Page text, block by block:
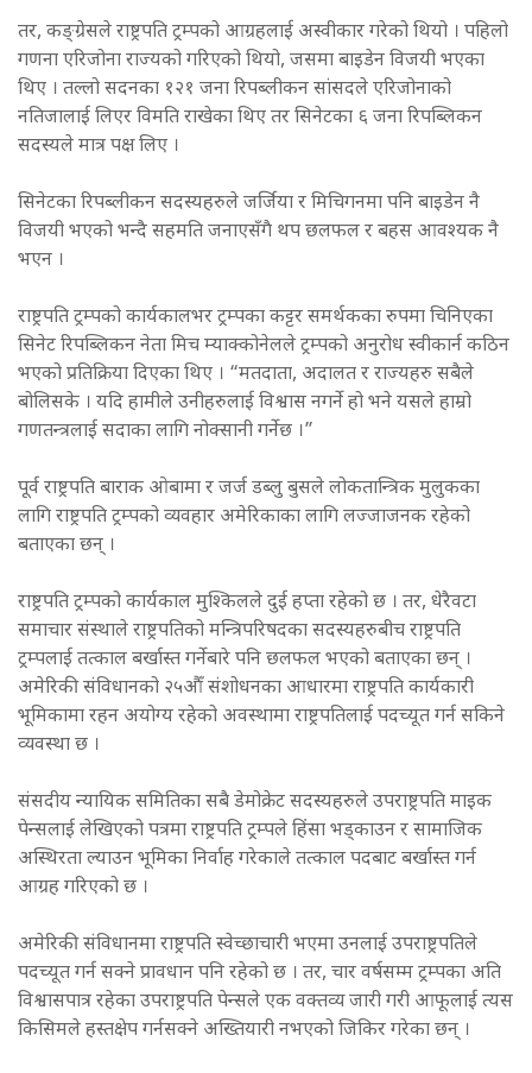
तर, कङ्ग्रेसले राष्ट्रपति ट्रम्पको आग्रहलाई अस्वीकार गरेको थियो । पहिलो
गणना एरिजोना राज्यको गरिएको थियो, जसमा बाइडेन विजयी भएका
थिए । तल्लो सदनका १२१ जना रिपब्लीकन सांसदले एरिजोनाको
नतिजालाई लिएर विमति राखेका थिए तर सिनेटका ६ जना रिपब्लिकन
सदस्यले मात्र पक्ष लिए ।
सिनेटका रिपब्लीकन सदस्यहरुले जर्जिया र मिचिगनमा पनि बाइडेन नै
विजयी भएको भन्दै सहमति जनाएसँगै थप छलफल र बहस आवश्यक नै
भएन ।
राष्ट्रपति ट्रम्पको कार्यकालभर ट्रम्पका कट्टर समर्थकका रुपमा चिनिएका
सिनेट रिपब्लिकन नेता मिच म्याक्कोनेलले ट्रम्पको अनुरोध स्वीकार्न कठिन
भएको प्रतिक्रिया दिएका थिए । “मतदाता, अदालत र राज्यहरु सबैले
बोलिसके । यदि हामीले उनीहरुलाई विश्वास नगर्ने हो भने यसले हाम्रो
गणतन्त्रलाई सदाका लागि नोक्सानी गर्नेछ ।”
पूर्व राष्ट्रपति बाराक ओबामा र जर्ज डब्लु बुसले लोकतान्त्रिक मुलुकका
लागि राष्ट्रपति ट्रम्पको व्यवहार अमेरिकाका लागि लज्जाजनक रहेको
बताएका छन् ।
राष्ट्रपति ट्रम्पको कार्यकाल मुश्किलले दुई हप्ता रहेको छ । तर, धेरैवटा
समाचार संस्थाले राष्ट्रपतिको मन्त्रिपरिषदका सदस्यहरुबीच राष्ट्रपति
ट्रम्पलाई तत्काल बर्खास्त गर्नेबारे पनि छलफल भएको बताएका छन् ।
अमेरिकी संविधानको २५औँ संशोधनका आधारमा राष्ट्रपति कार्यकारी
भूमिकामा रहन अयोग्य रहेको अवस्थामा राष्ट्रपतिलाई पदच्यूत गर्न सकिने
व्यवस्था छ ।
संसदीय न्यायिक समितिका सबै डेमोक्रेट सदस्यहरुले उपराष्ट्रपति माइक
पेन्सलाई लेखिएको पत्रमा राष्ट्रपति ट्रम्पले हिंसा भड्काउन र सामाजिक
अस्थिरता ल्याउन भूमिका निर्वाह गरेकाले तत्काल पदबाट बर्खास्त गर्न
आग्रह गरिएको छ ।
अमेरिकी संविधानमा राष्ट्रपति स्वेच्छाचारी भएमा उनलाई उपराष्ट्रपतिले
पदच्यूत गर्न सक्ने प्रावधान पनि रहेको छ । तर, चार वर्षसम्म ट्रम्पका अति
विश्वासपात्र रहेका उपराष्ट्रपति पेन्सले एक वक्तव्य जारी गरी आफूलाई त्यस
किसिमले हस्तक्षेप गर्नसक्ने अख्तियारी नभएको जिकिर गरेका छन् ।